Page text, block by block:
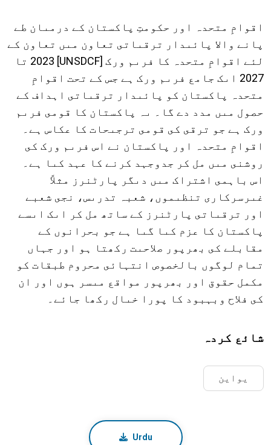
اقوامِ متحدہ اور حکومتِ پاکستان کے درمىان طے
پانے والا پائىدار ترقىاتى تعاون مىں تعاون کے
لئے اقوامِ متحدہ کا فرىم ورک [UNSDCF] 2023 تا
2027 اىک جامع فرىم ورک ہے جس کے تحت اقوامِ
متحدہ پاکستان کو پائىدار ترقىاتى اہداف کے
حصول مىں مدد دے گا۔ ىہ پاکستان کا قومى فرىم
ورک ہے جو ترقى کى قومى ترجىحات کا عکاس ہے۔
اقوامِ متحدہ اور پاکستان نے اس فرىم ورک کى
روشنى مىں مل کر جدوجہد کرنے کا عہد کىا ہے۔
اس باہمى اشتراک مىں دىگر پارٹنرز مثلاً
غىرسرکارى تنظىموں، شعبہ تدرىس، نجى شعبے
اور ترقىاتى پارٹنرز کے ساتھ مل کر اىک اىسے
پاکستان کا عزم کىا گىا ہے جو بحرانوں کے
مقابلے کى بھرپور صلاحىت رکھتا ہو اور جہاں
تمام لوگوں بالخصوص انتہائى محروم طبقات کو
مکمل حقوق اور بھرپور مواقع مىسر ہوں اور ان
کى فلاح وبہبود کا پورا خىال رکھا جائے۔
شائع کردہ
یواین
Urdu